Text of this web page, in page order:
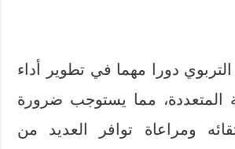
دورا مهما في تطوير أداء
المتعددة، مما يستوجب ضرورة
ومراعاة توافر العديد من